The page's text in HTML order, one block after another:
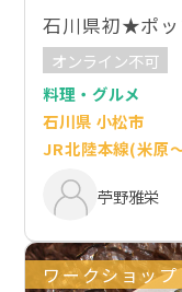
石川県初★ポ
オンライン不可
料理・グルメ
石川県 小松市
JR北陸本線(米原
苧野雅栄
ワークショップ